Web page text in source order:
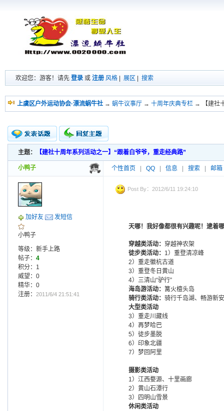
欢迎您：游客！请先 登录 或 注册 风格 展区 搜索
上虞区户外运动协会·漂流蜗牛社 → 蜗牛议事厅 → 十周年庆典专栏 → 【建社
新的主题
投票帖
小字报
主题： 【建社十周年系列活动之一】“跟着白爷爷，重走经典路”
小鸭子 个性首页 QQ 信息 搜索 邮箱
加好友 发短信
小鸭子
等级：新手上路
帖子： 4
积分：1
威望：0
精华：0
注册： 2011/6/4 21:51:41
Post By：2012/6/11 19:24:10
天哪！我好像都很有兴趣呢！逮着
穿越类活动： 穿越神农架
徒步类活动： 1）重登清凉峰
2）重走徽杭古道
3）重登冬日黄山
4）三清山“驴行”
海岛游活动： 篝火檀头岛
骑行类活动： 骑行千岛湖、畅游新
大型类活动
3）重走川藏线
4）再梦哈巴
5）徒步墨脱
6）印象北疆
7）梦回阿里
摄影类活动
1）江西婺源、十里画廊
2）黄山石潭行
3）四明山雪景
休闲类活动